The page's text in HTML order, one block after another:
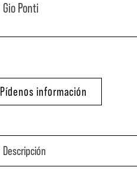
Gio Ponti
Pídenos información
Descripción